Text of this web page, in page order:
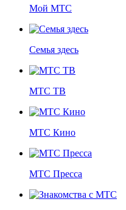
Мой МТС
Семья здесь
МТС ТВ
МТС Кино
МТС Пресса